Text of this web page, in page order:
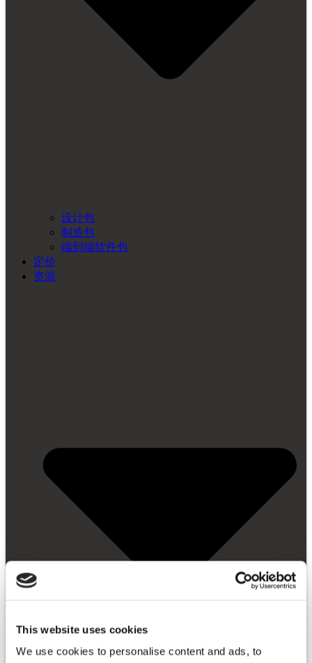
This website uses cookies
We use cookies to personalise content and ads, to
设计包
制造包
端到端软件包
定价
资源